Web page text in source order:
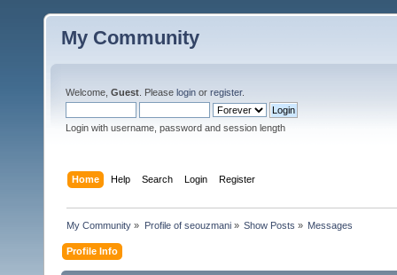
My Community
Welcome, Guest . Please login or register.
Login with username, password and session length
Home Help Search Login Register
My Community » Profile of seouzmani» Show Posts » Messages
Profile Info